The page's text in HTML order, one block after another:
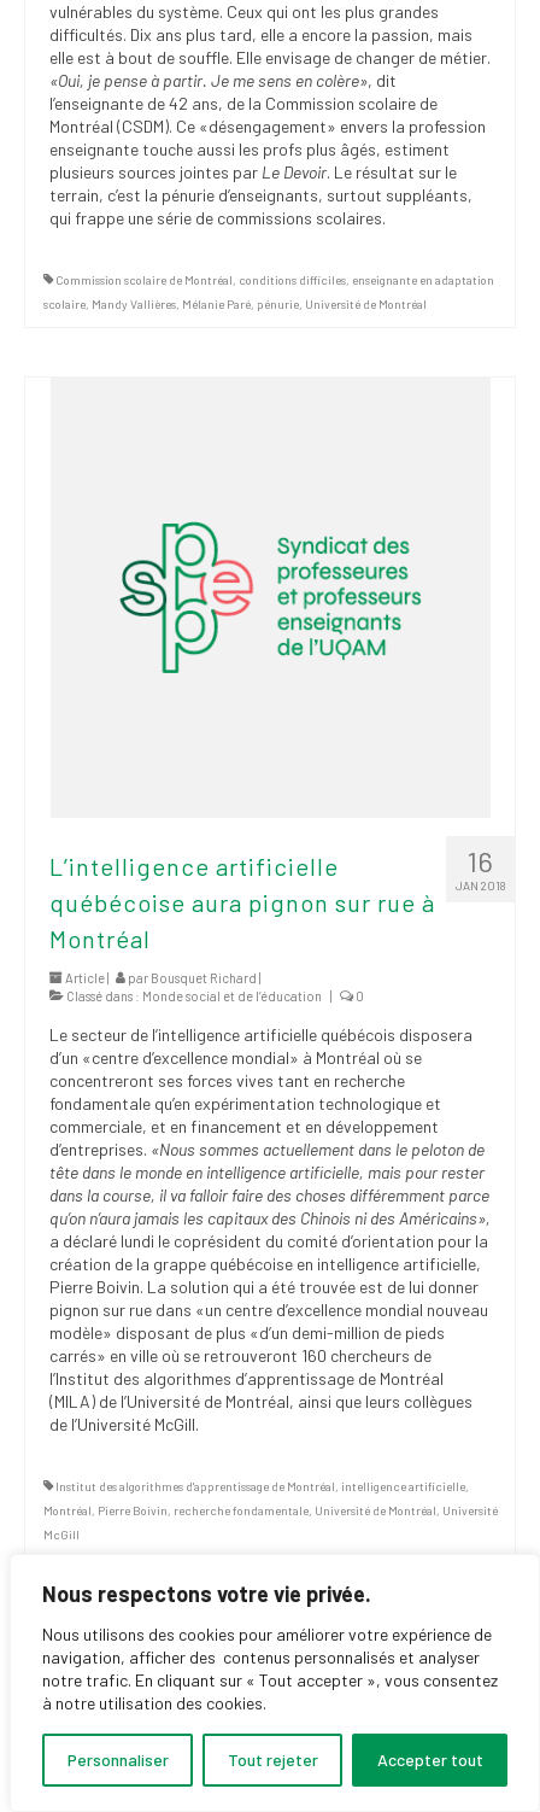
Nous respectons votre vie privée.
Nous utilisons des cookies pour améliorer votre expérience de
navigation, afficher des contenus personnalisés et analyser
notre trafic. En cliquant sur « Tout accepter », vous consentez
à notre utilisation des cookies.
Personnaliser Tout rejeter Accepter tout
vulnérables du système. Ceux qui ont les plus grandes
difficultés. Dix ans plus tard, elle a encore la passion, mais
elle est à bout de souffle. Elle envisage de changer de métier.
«Oui, je pense à partir. Je me sens en colère», dit
l’enseignante de 42 ans, de la Commission scolaire de
Montréal (CSDM). Ce «désengagement» envers la profession
enseignante touche aussi les profs plus âgés, estiment
plusieurs sources jointes par Le Devoir. Le résultat sur le
terrain, c’est la pénurie d’enseignants, surtout suppléants,
qui frappe une série de commissions scolaires.
Commission scolaire de Montréal, conditions difficiles, enseignante en adaptation
scolaire, Mandy Vallières, Mélanie Paré, pénurie, Université de Montréal
16
JAN 2018
L’intelligence artificielle
québécoise aura pignon sur rue à
Montréal
Article | par Bousquet Richard |
Classé dans : Monde social et de l’éducation | 0
Le secteur de l’intelligence artificielle québécois disposera
d’un «centre d’excellence mondial» à Montréal où se
concentreront ses forces vives tant en recherche
fondamentale qu’en expérimentation technologique et
commerciale, et en financement et en développement
d’entreprises. «Nous sommes actuellement dans le peloton de
tête dans le monde en intelligence artificielle, mais pour rester
dans la course, il va falloir faire des choses différemment parce
qu’on n’aura jamais les capitaux des Chinois ni des Américains»,
a déclaré lundi le coprésident du comité d’orientation pour la
création de la grappe québécoise en intelligence artificielle,
Pierre Boivin. La solution qui a été trouvée est de lui donner
pignon sur rue dans «un centre d’excellence mondial nouveau
modèle» disposant de plus «d’un demi-million de pieds
carrés» en ville où se retrouveront 160 chercheurs de
l’Institut des algorithmes d’apprentissage de Montréal
(MILA) de l’Université de Montréal, ainsi que leurs collègues
de l’Université McGill.
Institut des algorithmes d'apprentissage de Montréal, intelligence artificielle,
Montréal, Pierre Boivin, recherche fondamentale, Université de Montréal, Université
McGill